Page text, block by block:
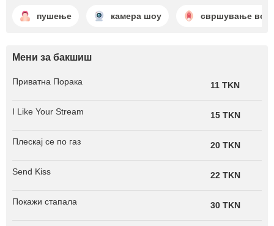
пушење камера шоу свршување во
Мени за бакшиш
Приватна Порака 11 TKN
I Like Your Stream 15 TKN
Плескај се по газ 20 TKN
Send Kiss 22 TKN
Покажи стапала 30 TKN